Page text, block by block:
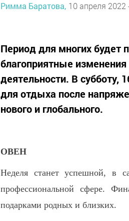
Римма Баратова, 10 апреля 2022
Период для многих будет
благоприятные
деятельности. В субботу,
для отдыха после
нового и глобального.
ОВЕН
Неделя станет успешной, в
профессиональной сфере.
подарками родных и близких.